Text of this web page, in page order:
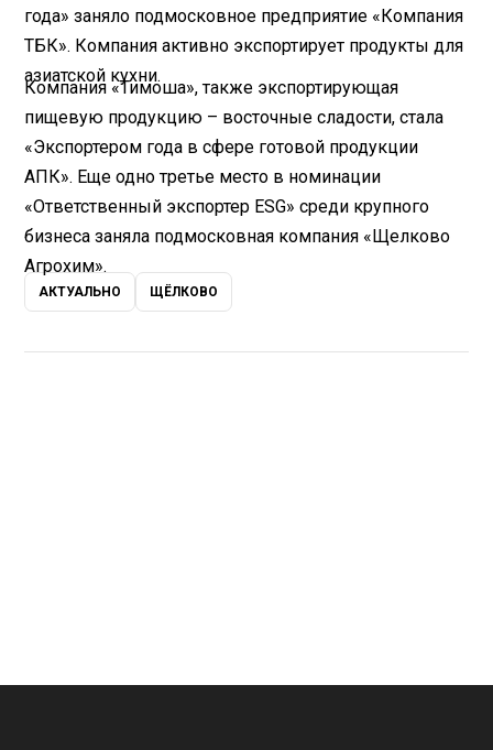
года» заняло подмосковное предприятие «Компания
ТБК». Компания активно экспортирует продукты для
азиатской кухни.
Компания «Тимоша», также экспортирующая
пищевую продукцию – восточные сладости, стала
«Экспортером года в сфере готовой продукции
АПК». Еще одно третье место в номинации
«Ответственный экспортер ESG» среди крупного
бизнеса заняла подмосковная компания «Щелково
Агрохим».
АКТУАЛЬНО ЩЁЛКОВО